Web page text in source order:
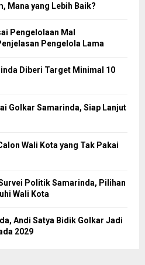
Mana yang Lebih Baik?
Pengelolaan Mal
Pengelola Lama
Diberi Target Minimal 10
Golkar Samarinda, Siap Lanjut
Wali Kota yang Tak Pakai
Politik Samarinda, Pilihan
Wali Kota
Andi Satya Bidik Golkar Jadi
2029